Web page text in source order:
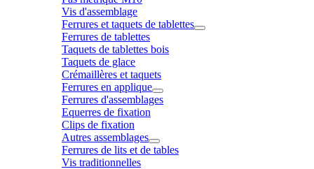
Vis d'assemblage
Ferrures et taquets de tablettes
Ferrures de tablettes
Taquets de tablettes bois
Taquets de glace
Crémaillères et taquets
Ferrures en applique
Ferrures d'assemblages
Equerres de fixation
Clips de fixation
Autres assemblages
Ferrures de lits et de tables
Vis traditionnelles